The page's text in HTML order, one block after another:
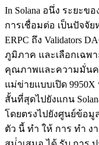
In Solana อนึ่ง ระยะ
การเชื่อมต่อ เป็นปัจจั
ERPC ถึง Validators
ภูมิภาค และเลือกเฉพ
คุณภาพและความมั่นค
แม่ข่ายแบบเปิด
สั้นที่สุดไปยังแกน
โดยตรงไปยังศูนย์ข้อมู
ตัว นี้ ทํา ให้ การ ทํา ง